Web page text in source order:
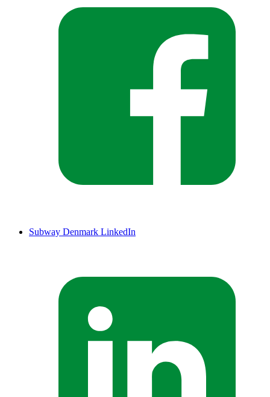
Subway Denmark LinkedIn